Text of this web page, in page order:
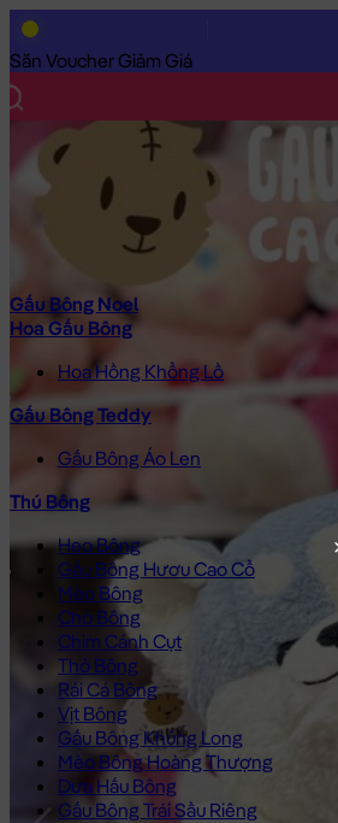
Săn Voucher Giảm Giá
Gấu Bông Noel
Hoa Gấu Bông
Hoa Hồng Khổng Lồ
Gấu Bông Teddy
Gấu Bông Áo Len
Thú Bông
Heo Bông
Gấu Bông Hươu Cao Cổ
Mèo Bông
Chó Bông
Chim Cánh Cụt
Thỏ Bông
Rái Cá Bông
Vịt Bông
Gấu Bông Khủng Long
Mèo Bông Hoàng Thượng
Dưa Hấu Bông
Gấu Bông Trái Sầu Riêng
Trang Chủ